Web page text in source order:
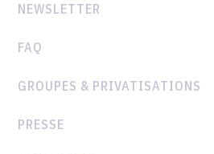
NEWSLETTER
FAQ
GROUPES & PRIVATISATIONS
PRESSE